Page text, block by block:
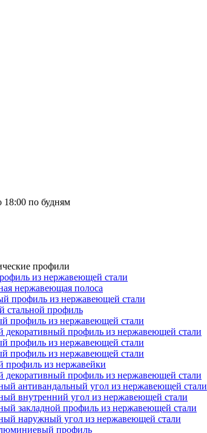
18:00 по будням
профили
из нержавеющей стали
нержавеющая полоса
профиль из нержавеющей стали
стальной профиль
профиль из нержавеющей стали
декоративный профиль из нержавеющей стали
профиль из нержавеющей стали
профиль из нержавеющей стали
профиль из нержавейки
декоративный профиль из нержавеющей стали
антивандальный угол из нержавеющей стали
внутренний угол из нержавеющей стали
закладной профиль из нержавеющей стали
наружный угол из нержавеющей стали
профиль